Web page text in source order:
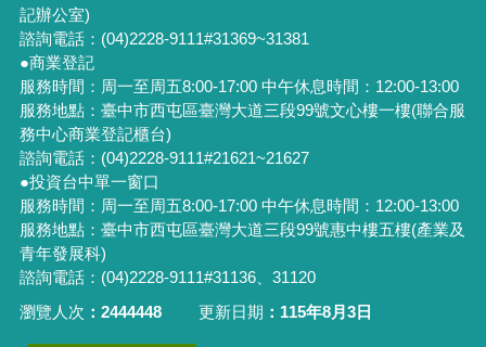
記辦公室)
諮詢電話：(04)2228-9111#31369~31381
●商業登記
服務時間：周一至周五8:00-17:00 中午休息時間：12:00-13:00
服務地點：臺中市西屯區臺灣大道三段99號文心樓一樓(聯合服
務中心商業登記櫃台)
諮詢電話：(04)2228-9111#21621~21627
●投資台中單一窗口
服務時間：周一至周五8:00-17:00 中午休息時間：12:00-13:00
服務地點：臺中市西屯區臺灣大道三段99號惠中樓五樓(產業及
青年發展科)
諮詢電話：(04)2228-9111#31136、31120
瀏覽人次
2444448 更新日期 115年8月3日